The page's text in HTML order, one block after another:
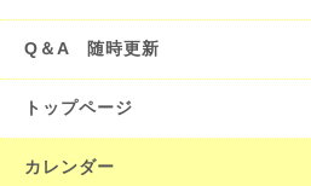
Q＆A 随時更新
トップページ
カレンダー